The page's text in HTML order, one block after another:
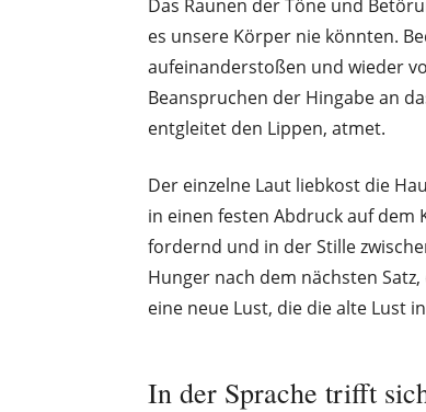
Das Raunen der Töne und
es unsere Körper nie könnten.
aufeinanderstoßen und wieder
Beanspruchen der Hingabe an
entgleitet den Lippen, atmet.
Der einzelne Laut liebkost die
in einen festen Abdruck auf dem
fordernd und in der Stille
Hunger nach dem nächsten
eine neue Lust, die die alte Lust
In der Sprache trifft